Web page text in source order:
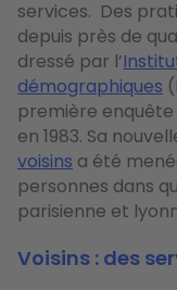
services. Des
depuis près de
dressé par l’
démographiques
première enquête
en 1983. Sa
voisins a été
personnes dans
parisienne et
Voisins : des